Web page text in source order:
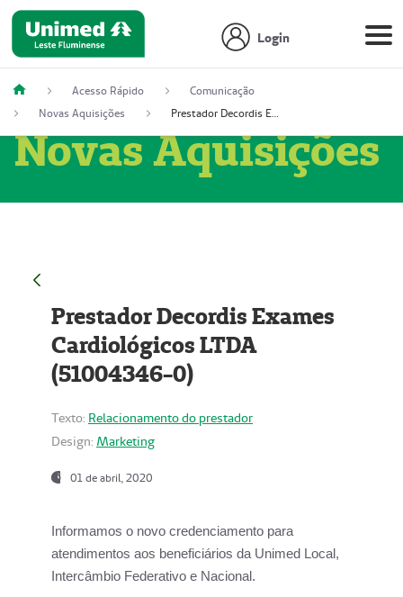
Login
Acesso Rápido
Comunicação
Novas Aquisições
Prestador Decordis Exames Cardiológicos LTDA (51004346-0)
Novas Aquisições
Prestador Decordis Exames
Cardiológicos LTDA
(51004346-0)
Texto: Relacionamento do prestador
Design: Marketing
01 de abril, 2020
Informamos o novo credenciamento para
atendimentos aos beneficiários da Unimed Local,
Intercâmbio Federativo e Nacional.